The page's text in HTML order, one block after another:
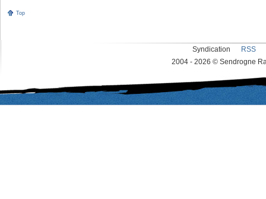
Top
Syndication RSS
2004 - 2026 © Sendrogne